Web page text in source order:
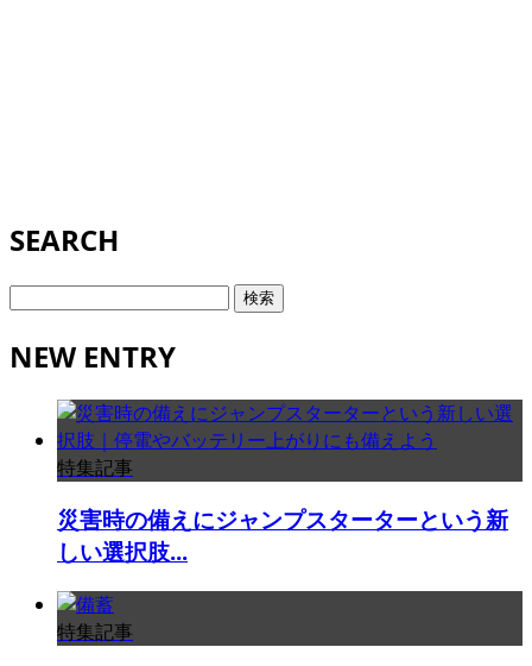
SEARCH
検
NEW ENTRY
特集記事
災害時の備えにジャンプスターターという新
しい選択肢...
特集記事